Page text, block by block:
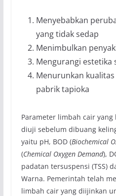
Menyebabkan
yang tidak sedap
Menimbulkan
Mengurangi estetika
Menurunkan
pabrik tapioka
Parameter limbah cair
diuji sebelum dibuang
yaitu pH, BOD (Biochemical
(Chemical Oxygen Demand),
padatan tersuspensi (TSS)
Warna. Pemerintah telah
limbah cair yang diijinkan